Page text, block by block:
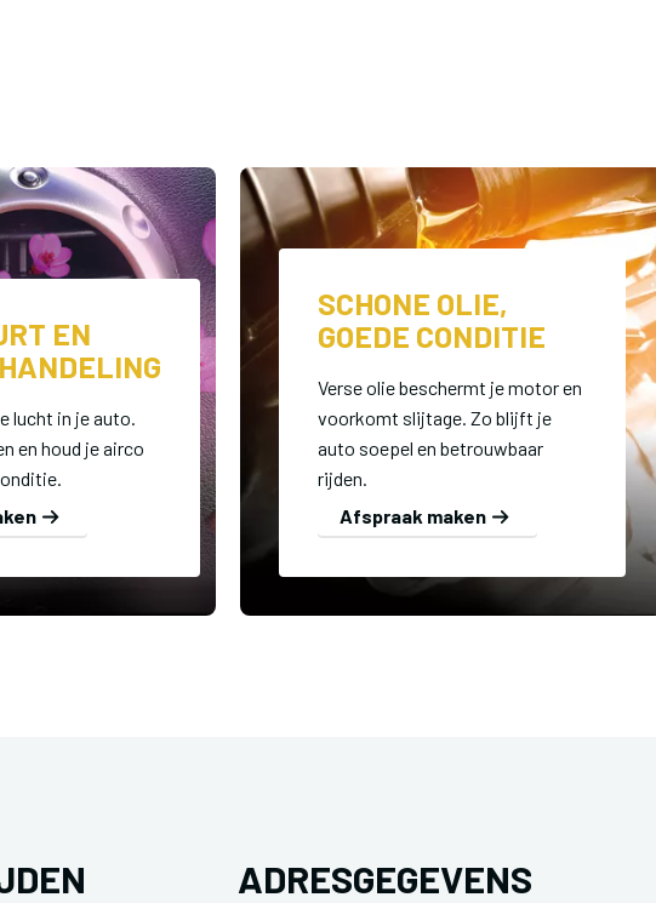
EN
lucht in je auto.
en houd je airco
SCHONE OLIE,
GOEDE CONDITIE
Verse olie beschermt je motor en
voorkomt slijtage. Zo blijft je
auto soepel en betrouwbaar
rijden.
Afspraak maken
ADRESGEGEVENS